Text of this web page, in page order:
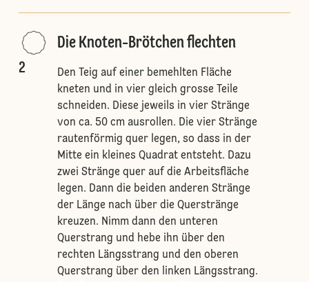
2
Die Knoten-Brötchen flechten
Den Teig auf einer bemehlten Fläche
kneten und in vier gleich grosse Teile
schneiden. Diese jeweils in vier Stränge
von ca. 50 cm ausrollen. Die vier Stränge
rautenförmig quer legen, so dass in der
Mitte ein kleines Quadrat entsteht. Dazu
zwei Stränge quer auf die Arbeitsfläche
legen. Dann die beiden anderen Stränge
der Länge nach über die Querstränge
kreuzen. Nimm dann den unteren
Querstrang und hebe ihn über den
rechten Längsstrang und den oberen
Querstrang über den linken Längsstrang.